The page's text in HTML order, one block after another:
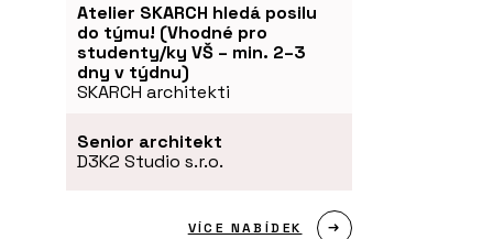
Atelier SKARCH hledá posilu
do týmu! (Vhodné pro
studenty/ky VŠ – min. 2–3
dny v týdnu)
SKARCH architekti
Senior architekt
D3K2 Studio s.r.o.
VÍCE NABÍDEK